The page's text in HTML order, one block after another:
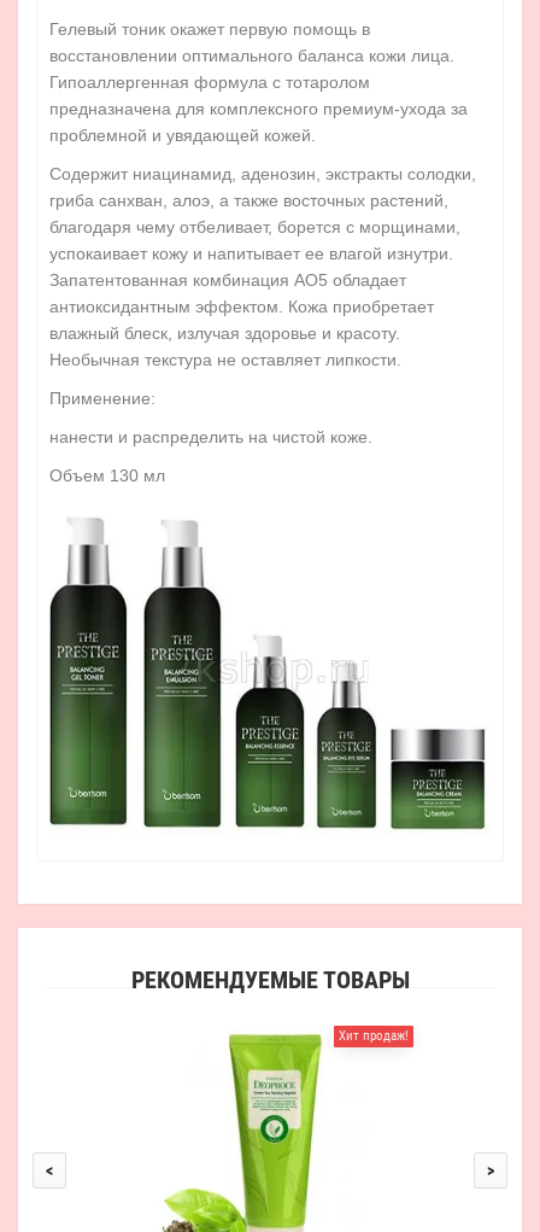
Гелевый тоник окажет первую помощь в
восстановлении оптимального баланса кожи лица.
Гипоаллергенная формула с тотаролом
предназначена для комплексного премиум-ухода за
проблемной и увядающей кожей.
Содержит ниацинамид, аденозин, экстракты солодки,
гриба санхван, алоэ, а также восточных растений,
благодаря чему отбеливает, борется с морщинами,
успокаивает кожу и напитывает ее влагой изнутри.
Запатентованная комбинация АО5 обладает
антиоксидантным эффектом. Кожа приобретает
влажный блеск, излучая здоровье и красоту.
Необычная текстура не оставляет липкости.
Применение:
нанести и распределить на чистой коже.
Объем 130 мл
РЕКОМЕНДУЕМЫЕ ТОВАРЫ
Хит продаж!
< >